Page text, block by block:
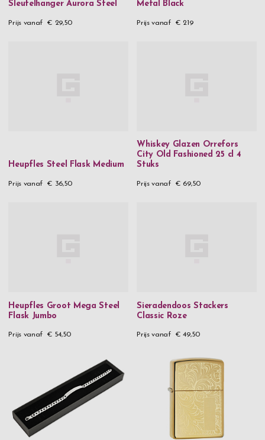
Sleutelhanger Aurora Steel
Prijs vanaf € 29,50
Metal Black
Prijs vanaf € 219
Heupfles Steel Flask Medium
Prijs vanaf € 36,50
Whiskey Glazen Orrefors
City Old Fashioned 25 cl 4
Stuks
Prijs vanaf € 69,50
Heupfles Groot Mega Steel
Flask Jumbo
Prijs vanaf € 54,50
Sieradendoos Stackers
Classic Roze
Prijs vanaf € 49,50